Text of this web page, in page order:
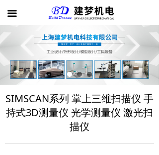
끀
首页
案例展示
新闻动态
SIMSCAN系列 掌上三维扫描仪 手
持式3D测量仪 光学测量仪 激光扫
描仪